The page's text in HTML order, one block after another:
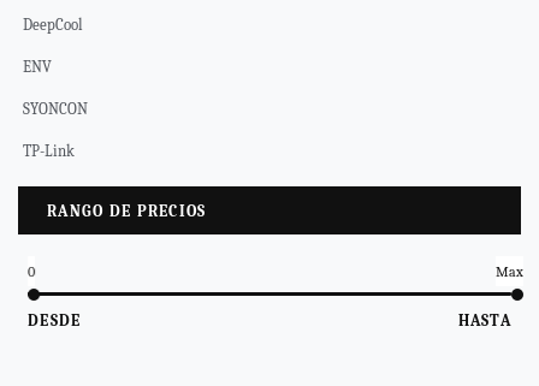
DeepCool
ENV
SYONCON
TP-Link
RANGO DE PRECIOS
0 Max
DESDE HASTA